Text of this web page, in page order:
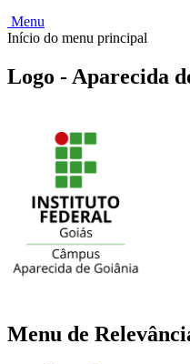
Menu
Início do menu principal
Logo - Aparecida
Menu de